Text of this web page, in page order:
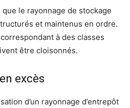
que le rayonnage de stockage
et maintenus en ordre.
à des classes
être cloisonnés.
excès
d’un rayonnage d’entrepôt